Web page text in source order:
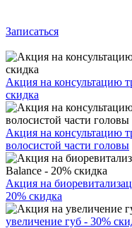
Записаться
Акция на консультацию
скидка
Акция на консультацию
волосистой части головы
Акция на
20% скидка
увеличение губ - 30%